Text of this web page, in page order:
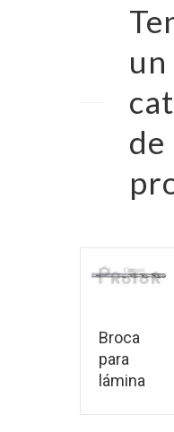
un
de
Broca
para
lámina
Leer más